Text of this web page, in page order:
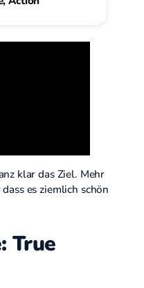
klar das Ziel. Mehr
es ziemlich schön
True